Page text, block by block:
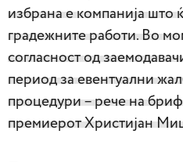
избрана е компанија што
градежните работи. Во
согласност од
период за евентуални
процедури – рече на
премиерот Христијан